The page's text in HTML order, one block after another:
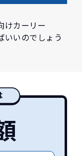
けカーリー
いいのでしょう